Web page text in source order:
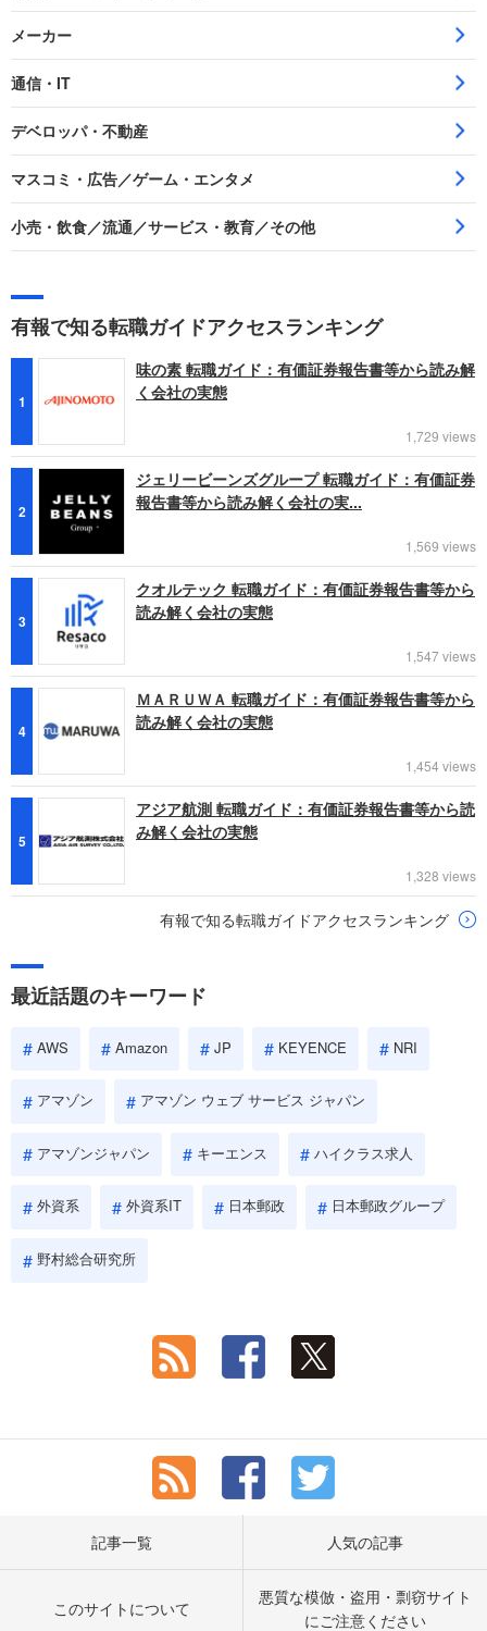
メーカー
通信・IT
デベロッパ・不動産
マスコミ・広告／ゲーム・エンタメ
小売・飲食／流通／サービス・教育／その他
有報で知る転職ガイドアクセスランキング
1
味の素 転職ガイド：有価証券報告書等から読み解
く会社の実態
1,729 views
2
ジェリービーンズグループ 転職ガイド：有価証券
報告書等から読み解く会社の実...
1,569 views
3
クオルテック 転職ガイド：有価証券報告書等から
読み解く会社の実態
1,547 views
4
ＭＡＲＵＷＡ 転職ガイド：有価証券報告書等から
読み解く会社の実態
1,454 views
5
アジア航測 転職ガイド：有価証券報告書等から読
み解く会社の実態
1,328 views
有報で知る転職ガイドアクセスランキング
最近話題のキーワード
AWS Amazon JP KEYENCE NRI
アマゾン アマゾン ウェブ サービス ジャパン
アマゾンジャパン キーエンス ハイクラス求人
外資系 外資系IT 日本郵政 日本郵政グループ
野村総合研究所
記事一覧 人気の記事
このサイトについて
悪質な模倣・盗用・剽窃サイト
にご注意ください